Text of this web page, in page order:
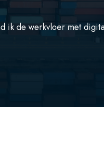
ik de werkvloer met